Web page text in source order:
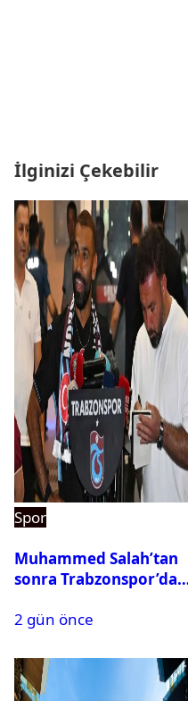
İlginizi Çekebilir
Spor
Muhammed Salah’tan
sonra Trabzonspor’dan
2 gün önce